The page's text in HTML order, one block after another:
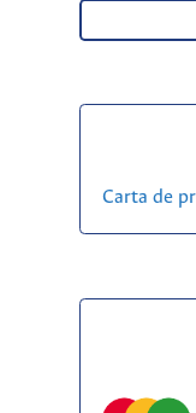
Carta de